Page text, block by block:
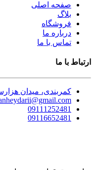
صفحه اصلی
بلاگ
فروشگاه
درباره ما
تماس با ما
ارتباط با ما
کمربندی، میدان هزارسنگر، به‌سمت محمودآباد، 500 متر
09111252481
09116652481